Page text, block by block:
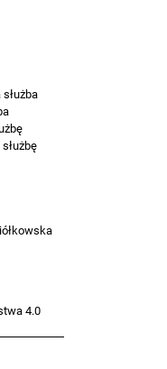
służba
4.0